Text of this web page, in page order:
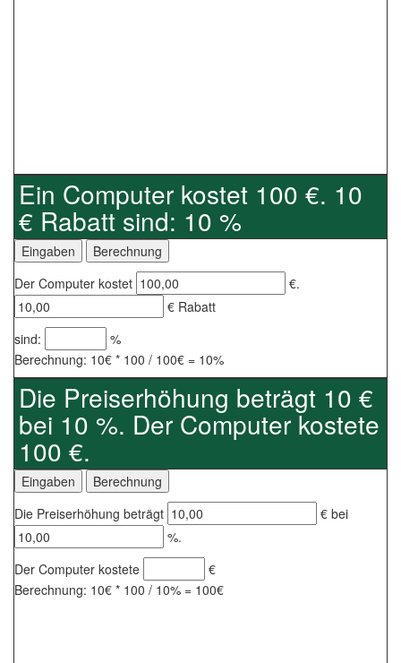
Ein Computer kostet 100 €. 10
€ Rabatt sind: 10 %
Der Computer kostet
€.
€ Rabatt
sind:
%
Berechnung: 10€ * 100 / 100€ = 10%
Die Preiserhöhung beträgt 10 €
bei 10 %. Der Computer kostete
100 €.
Die Preiserhöhung beträgt
€ bei
%.
Der Computer kostete
€
Berechnung: 10€ * 100 / 10% = 100€